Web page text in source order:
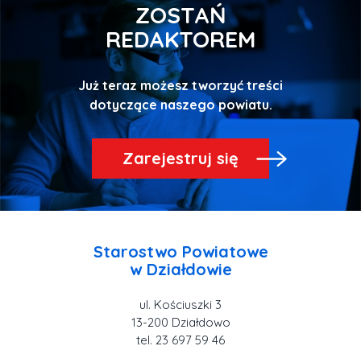
ZOSTAŃ
REDAKTOREM
Już teraz możesz tworzyć treści
dotyczące naszego powiatu.
Zarejestruj się
Starostwo Powiatowe
ul. Kościuszki 3
tel. 23 697 59 46